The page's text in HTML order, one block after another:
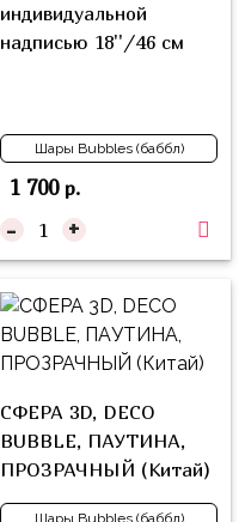
индивидуальной
надписью 18''/46 см
Шары Bubbles (баббл)
1 700р.
- +
СФЕРА 3D, DECO
BUBBLE, ПАУТИНА,
ПРОЗРАЧНЫЙ (Китай)
Шары Bubbles (баббл)